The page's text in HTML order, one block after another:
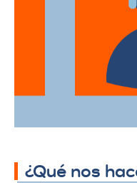
finalización de
servicio al
¿Qué nos